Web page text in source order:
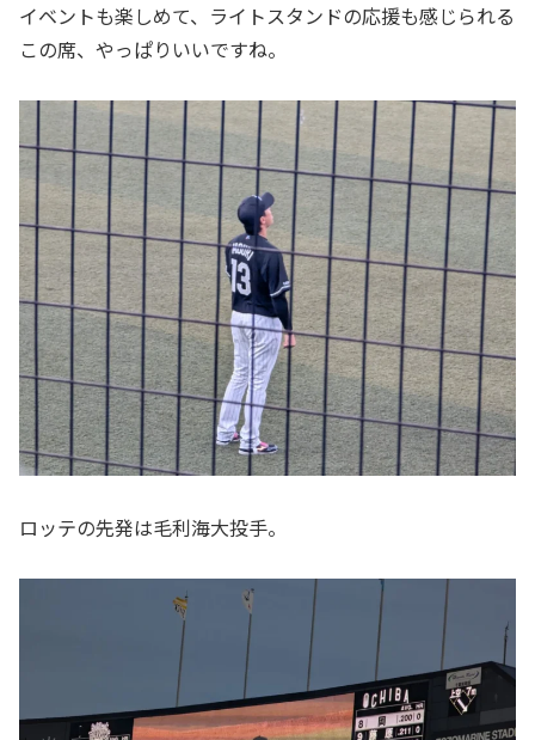
イベントも楽しめて、ライトスタンドの応援も感じられる
この席、やっぱりいいですね。
ロッテの先発は毛利海大投手。